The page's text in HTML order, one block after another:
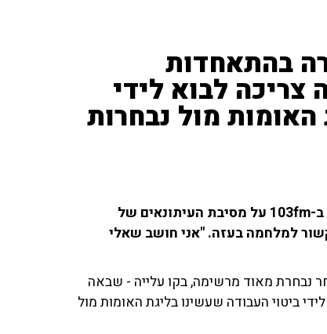
בהתאחדות
לבוא לידי
מול נבחרות
שלומי ברזל, ראש אגף ההסברה בהתאחדות לכדורגל, עדכן ב-103fm על מסיבת העיתונאים של
למלחמה בעזה. "אני חושב שאלי
נבחרת מאוד מרשימה, בקו עלייה - שבאה
ביטוי העבודה שעשינו בליגת האומות מול